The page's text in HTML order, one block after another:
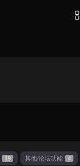
19 其他/论坛功能 4